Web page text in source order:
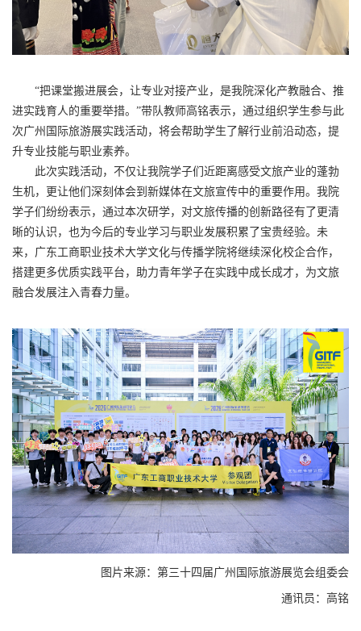
“把课堂搬进展会，让专业对接产业，是我院深化产教融合、推
进实践育人的重要举措。”带队教师高铭表示，通过组织学生参与此
次广州国际旅游展实践活动， 将会帮助学生了解行业前沿动态，提
升专业技能与职业素养。
此次实践活动，不仅让我院学子们近距离感受文旅产业的蓬勃
生机，更让他们深刻体会到新媒体在文旅宣传中的重要作用。 我院
学子们纷纷表示，通过本次研学，对文旅传播的创新路径有了更清
晰的认识，也为今后的专业学习与职业发展积累了宝贵经验。未
来，广东工商职业技术大学文化与传播学院将继续深化校企合作，
搭建更多优质实践平台，助力青年学子在实践中成长成才，为文旅
融合发展注入青春力量。
图片来源：第三十四届广州国际旅游展览会组委会
通讯员：高铭